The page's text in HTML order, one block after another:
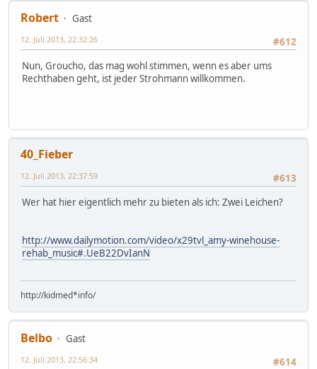
Robert
Gast
#612
12. Juli 2013, 22:32:26
Nun, Groucho, das mag wohl stimmen, wenn es aber ums
Rechthaben geht, ist jeder Strohmann willkommen.
40_Fieber
#613
12. Juli 2013, 22:37:59
Wer hat hier eigentlich mehr zu bieten als ich: Zwei Leichen?
http://www.dailymotion.com/video/x29tvl_amy-winehouse-
rehab_music#.UeB22DvIanN
http://kidmed*info/
Belbo
Gast
#614
12. Juli 2013, 22:56:34